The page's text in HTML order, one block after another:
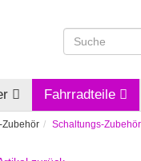
Fahrradteile
Zubehör Schaltungs-Zubehör